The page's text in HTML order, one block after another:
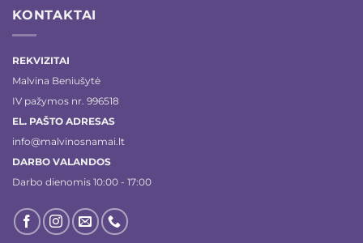
KONTAKTAI
REKVIZITAI
Malvina Beniušytė
IV pažymos nr. 996518
EL. PAŠTO ADRESAS
info@malvinosnamai.lt
DARBO VALANDOS
Darbo dienomis 10:00 - 17:00